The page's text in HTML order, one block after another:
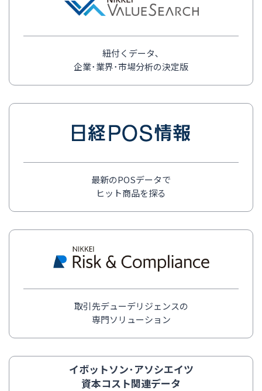
紐付くデータ､
企業･業界･市場分析の決定版
最新のPOSデータで
ヒット商品を探る
取引先デューデリジェンスの
専門ソリューション
イボットソン･アソシエイツ
資本コスト関連データ